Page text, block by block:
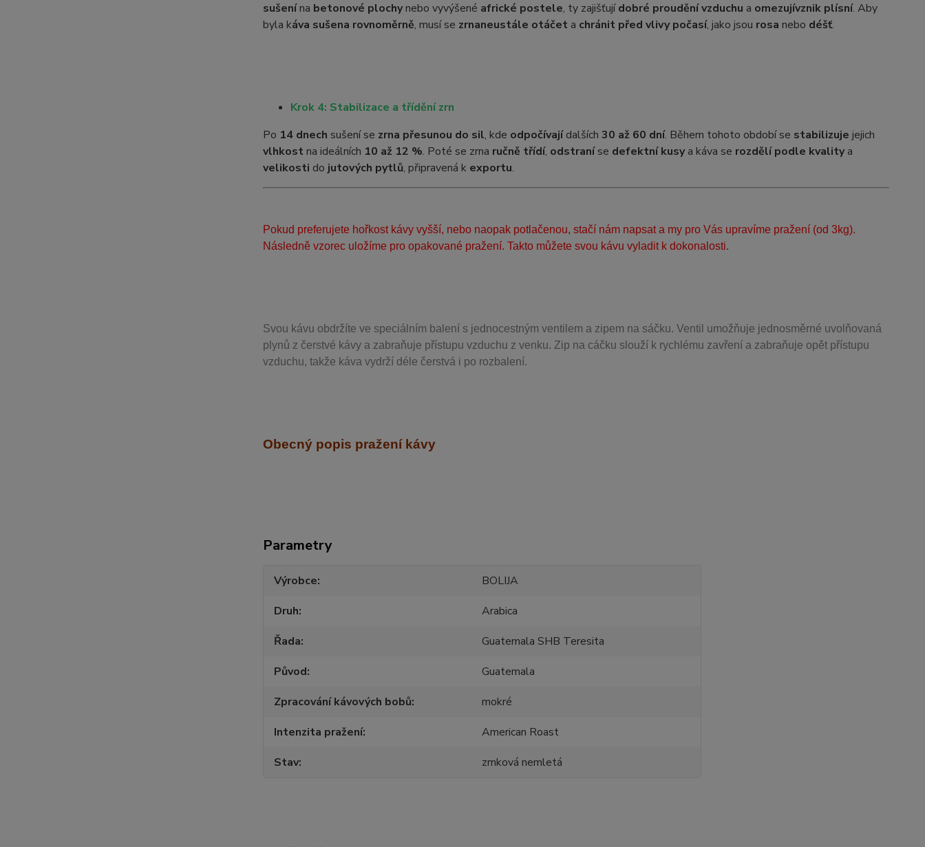
sušenína betonové plochynebo vyvýšené africké postele, ty zajišťujídobré proudění vzduchu a omezujívznik plísní. Aby
byla káva sušena rovnoměrně, musí se zrnaneustále otáčet a chránit před vlivy počasí, jako jsou rosa nebo déšť.
Krok 4: Stabilizace a třídění zrn
Po 14 dnech sušení se zrna přesunou do sil, kde odpočívajídalších 30 až 60 dní. Během tohoto období se stabilizuje jejich
vlhkost na ideálních 10 až 12 %. Poté se zrna ručně třídí, odstraníse defektní kusya káva se rozdělí podle kvalitya
velikosti do jutových pytlů, připravená k exportu.
Pokud preferujete hořkost kávy vyšší, nebo naopak potlačenou, stačí nám napsat a my pro Vás upravíme pražení (od 3kg).
Následně vzorec uložíme pro opakované pražení. Takto můžete svou kávu vyladit k dokonalosti.
Svou kávu obdržíte ve speciálním balení s jednocestným ventilem a zipem na sáčku. Ventil umožňuje jednosměrné uvolňovaná
plynů z čerstvé kávy a zabraňuje přístupu vzduchu z venku. Zip na cáčku slouží k rychlému zavření a zabraňuje opět přístupu
vzduchu, takže káva vydrží déle čerstvá i po rozbalení.
Obecný popis pražení kávy
Parametry
Výrobce
BOLIJA
Druh
Arabica
Řada
Guatemala SHB Teresita
Původ
Guatemala
Zpracování kávových bobů
mokré
Intenzita pražení
American Roast
Stav
zrnková nemletá